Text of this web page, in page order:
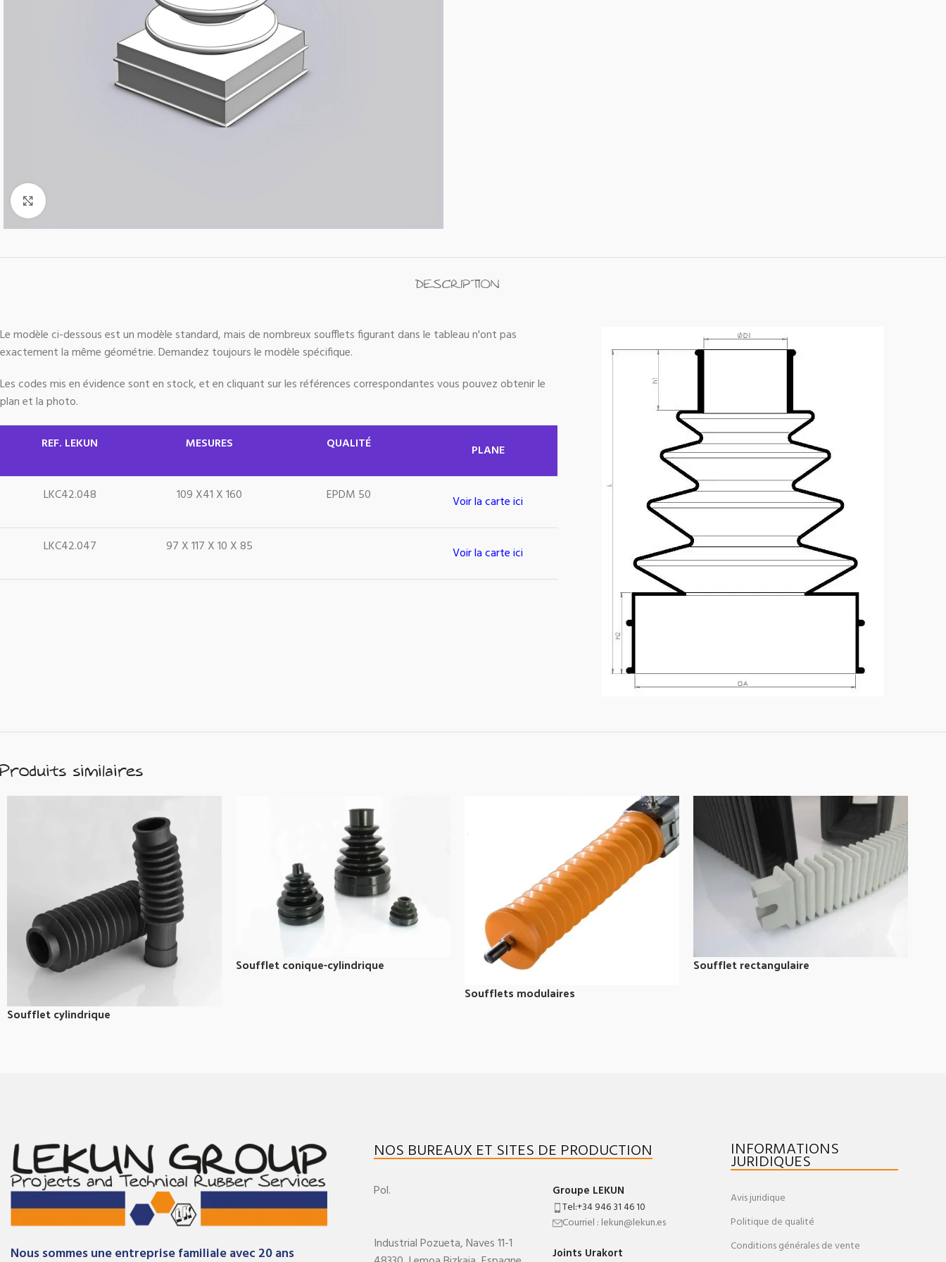
DESCRIPTION
Le modèle ci-dessous est un modèle standard, mais de nombreux soufflets figurant dans le tableau n'ont pas
exactement la même géométrie. Demandez toujours le modèle spécifique.
Les codes mis en évidence sont en stock, et en cliquant sur les références correspondantes vous pouvez obtenir le
plan et la photo.
REF. LEKUN MESURES QUALITÉ PLANE
LKC42.048 109 X41 X 160 EPDM 50 Voir la carte ici
LKC42.047 97 X 117 X 10 X 85 Voir la carte ici
Produits similaires
Soufflet cylindrique
Soufflet conique-cylindrique
Soufflets modulaires
Soufflet rectangulaire
Nous sommes une entreprise familiale avec 20 ans
NOS BUREAUX ET SITES DE PRODUCTION
Pol.
Industrial Pozueta, Naves 11-1
Groupe LEKUN
Tel:+34 946 31 46 10
Courriel : lekun@lekun.es
Joints Urakort
INFORMATIONS
JURIDIQUES
Avis juridique
Politique de qualité
Conditions générales de vente